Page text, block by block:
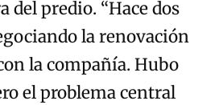
del predio. “Hace dos
la renovación
la compañía. Hubo
el problema central